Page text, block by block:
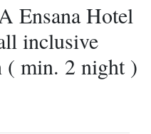
Ensana Hotel
inclusive
( min. 2 night )